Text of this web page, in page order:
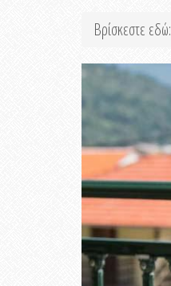
Βρίσκεστε εδώ: